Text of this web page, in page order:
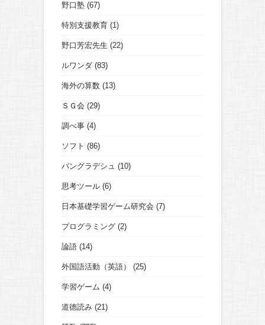
野口塾 (67)
特別支援教育 (1)
野口芳宏先生 (22)
ルワンダ (83)
海外の算数 (13)
ＳＧ会 (29)
調べ事 (4)
ソフト (86)
バングラデシュ (10)
思考ツール (6)
日本基礎学習ゲーム研究会 (7)
プログラミング (2)
論語 (14)
外国語活動（英語） (25)
学習ゲーム (4)
道徳読み (21)